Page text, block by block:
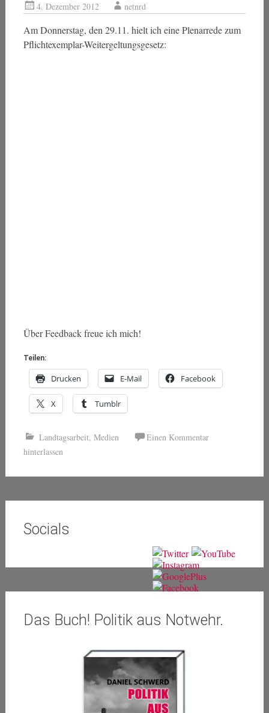
4. Dezember 2012 netnrd
Am Donnerstag, den 29.11. hielt ich eine Plenarrede zum
Pflichtexemplar-Weitergeltungsgesetz:
Über Feedback freue ich mich!
Teilen:
Drucken E-Mail Facebook
X Tumblr
Landtagsarbeit, Medien
Einen Kommentar
hinterlassen
Socials
Das Buch! Politik aus Notwehr.